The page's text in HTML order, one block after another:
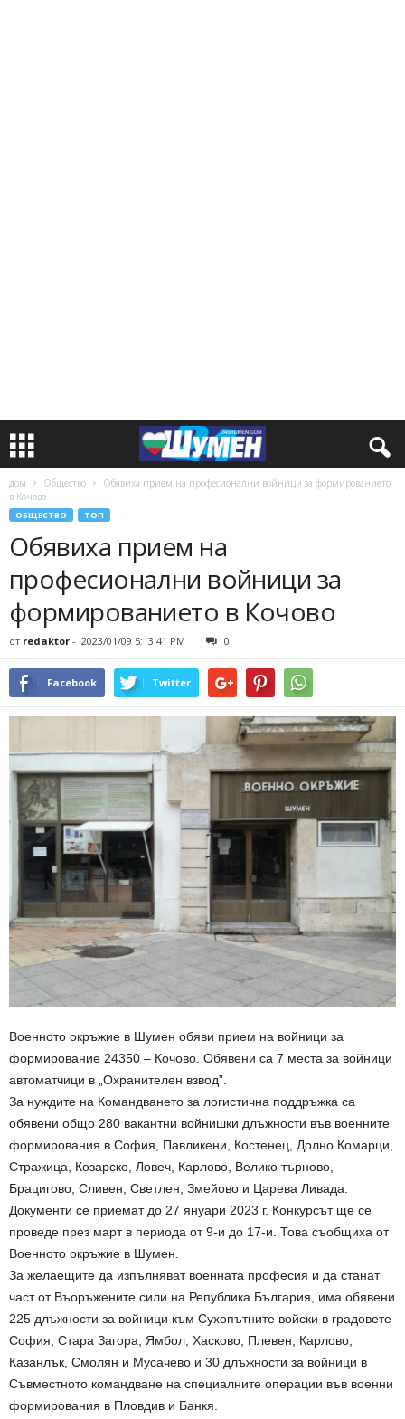
дом Общество
Обявиха прием на професионални войници за формированието
в Кочово
ОБЩЕСТВО ТОП
Обявиха прием на
професионални войници за
формированието в Кочово
от redaktor - 2023/01/09 5:13:41 PM 0
Facebook Twitter
Военното окръжие в Шумен обяви прием на войници за
формирование 24350 – Кочово. Обявени са 7 места за войници
автоматчици в „Охранителен взвод”.
За нуждите на Командването за логистична поддръжка са
обявени общо 280 вакантни войнишки длъжности във военните
формирования в София, Павликени, Костенец, Долно Комарци,
Стражица, Козарско, Ловеч, Карлово, Велико търново,
Брацигово, Сливен, Светлен, Змейово и Царева Ливада.
Документи се приемат до 27 януари 2023 г. Конкурсът ще се
проведе през март в периода от 9-и до 17-и. Това съобщиха от
Военното окръжие в Шумен.
За желаещите да изпълняват военната професия и да станат
част от Въоръжените сили на Република България, има обявени
225 длъжности за войници към Сухопътните войски в градовете
София, Стара Загора, Ямбол, Хасково, Плевен, Карлово,
Казанлък, Смолян и Мусачево и 30 длъжности за войници в
Съвместното командване на специалните операции във военни
формирования в Пловдив и Банкя.